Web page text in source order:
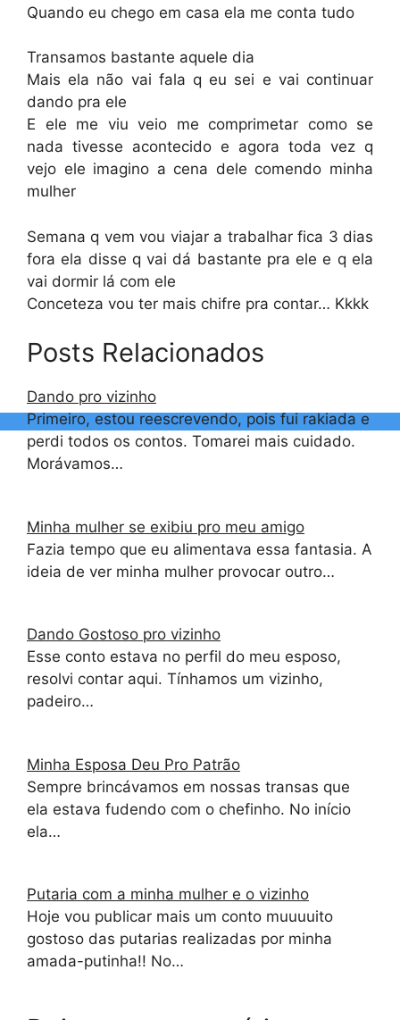
Quando eu chego em casa ela me conta tudo
Transamos bastante aquele dia
Mais ela não vai fala q eu sei e vai continuar
dando pra ele
E ele me viu veio me comprimetar como se
nada tivesse acontecido e agora toda vez q
vejo ele imagino a cena dele comendo minha
mulher
Semana q vem vou viajar a trabalhar fica 3 dias
fora ela disse q vai dá bastante pra ele e q ela
vai dormir lá com ele
Conceteza vou ter mais chifre pra contar… Kkkk
Posts Relacionados
Dando pro vizinho
Primeiro, estou reescrevendo, pois fui rakiada e
perdi todos os contos. Tomarei mais cuidado.
Morávamos…
Minha mulher se exibiu pro meu amigo
Fazia tempo que eu alimentava essa fantasia. A
ideia de ver minha mulher provocar outro…
Dando Gostoso pro vizinho
Esse conto estava no perfil do meu esposo,
resolvi contar aqui. Tínhamos um vizinho,
padeiro…
Minha Esposa Deu Pro Patrão
Sempre brincávamos em nossas transas que
ela estava fudendo com o chefinho. No início
ela…
Putaria com a minha mulher e o vizinho
Hoje vou publicar mais um conto muuuuito
gostoso das putarias realizadas por minha
amada-putinha!! No…